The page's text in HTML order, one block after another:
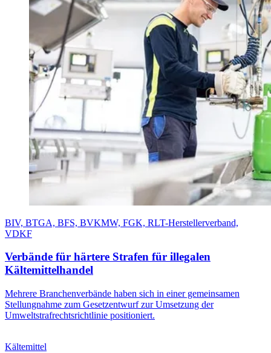
BIV, BTGA, BFS, BVKMW, FGK, RLT-Herstellerverband,
VDKF
Verbände für härtere Strafen für illegalen
Kältemittelhandel
Mehrere Branchenverbände haben sich in einer gemeinsamen
Stellungnahme zum Gesetzentwurf zur Umsetzung der
Umweltstrafrechtsrichtlinie positioniert.
Kältemittel